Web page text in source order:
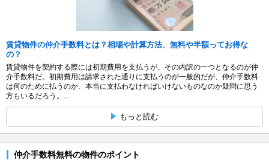
賃貸物件の仲介手数料とは？相場や計算方法、無料や半額ってお得な
の？
賃貸物件を契約する際には初期費用を支払うが、その内訳の一つとなるのが仲
介手数料だ。初期費用は請求された通りに支払うのが一般的だが、仲介手数料
は何のために払うのか、本当に支払わなければいけないものなのか疑問に思う
方もいるだろう。...
もっと読む
仲介手数料無料の物件のポイント